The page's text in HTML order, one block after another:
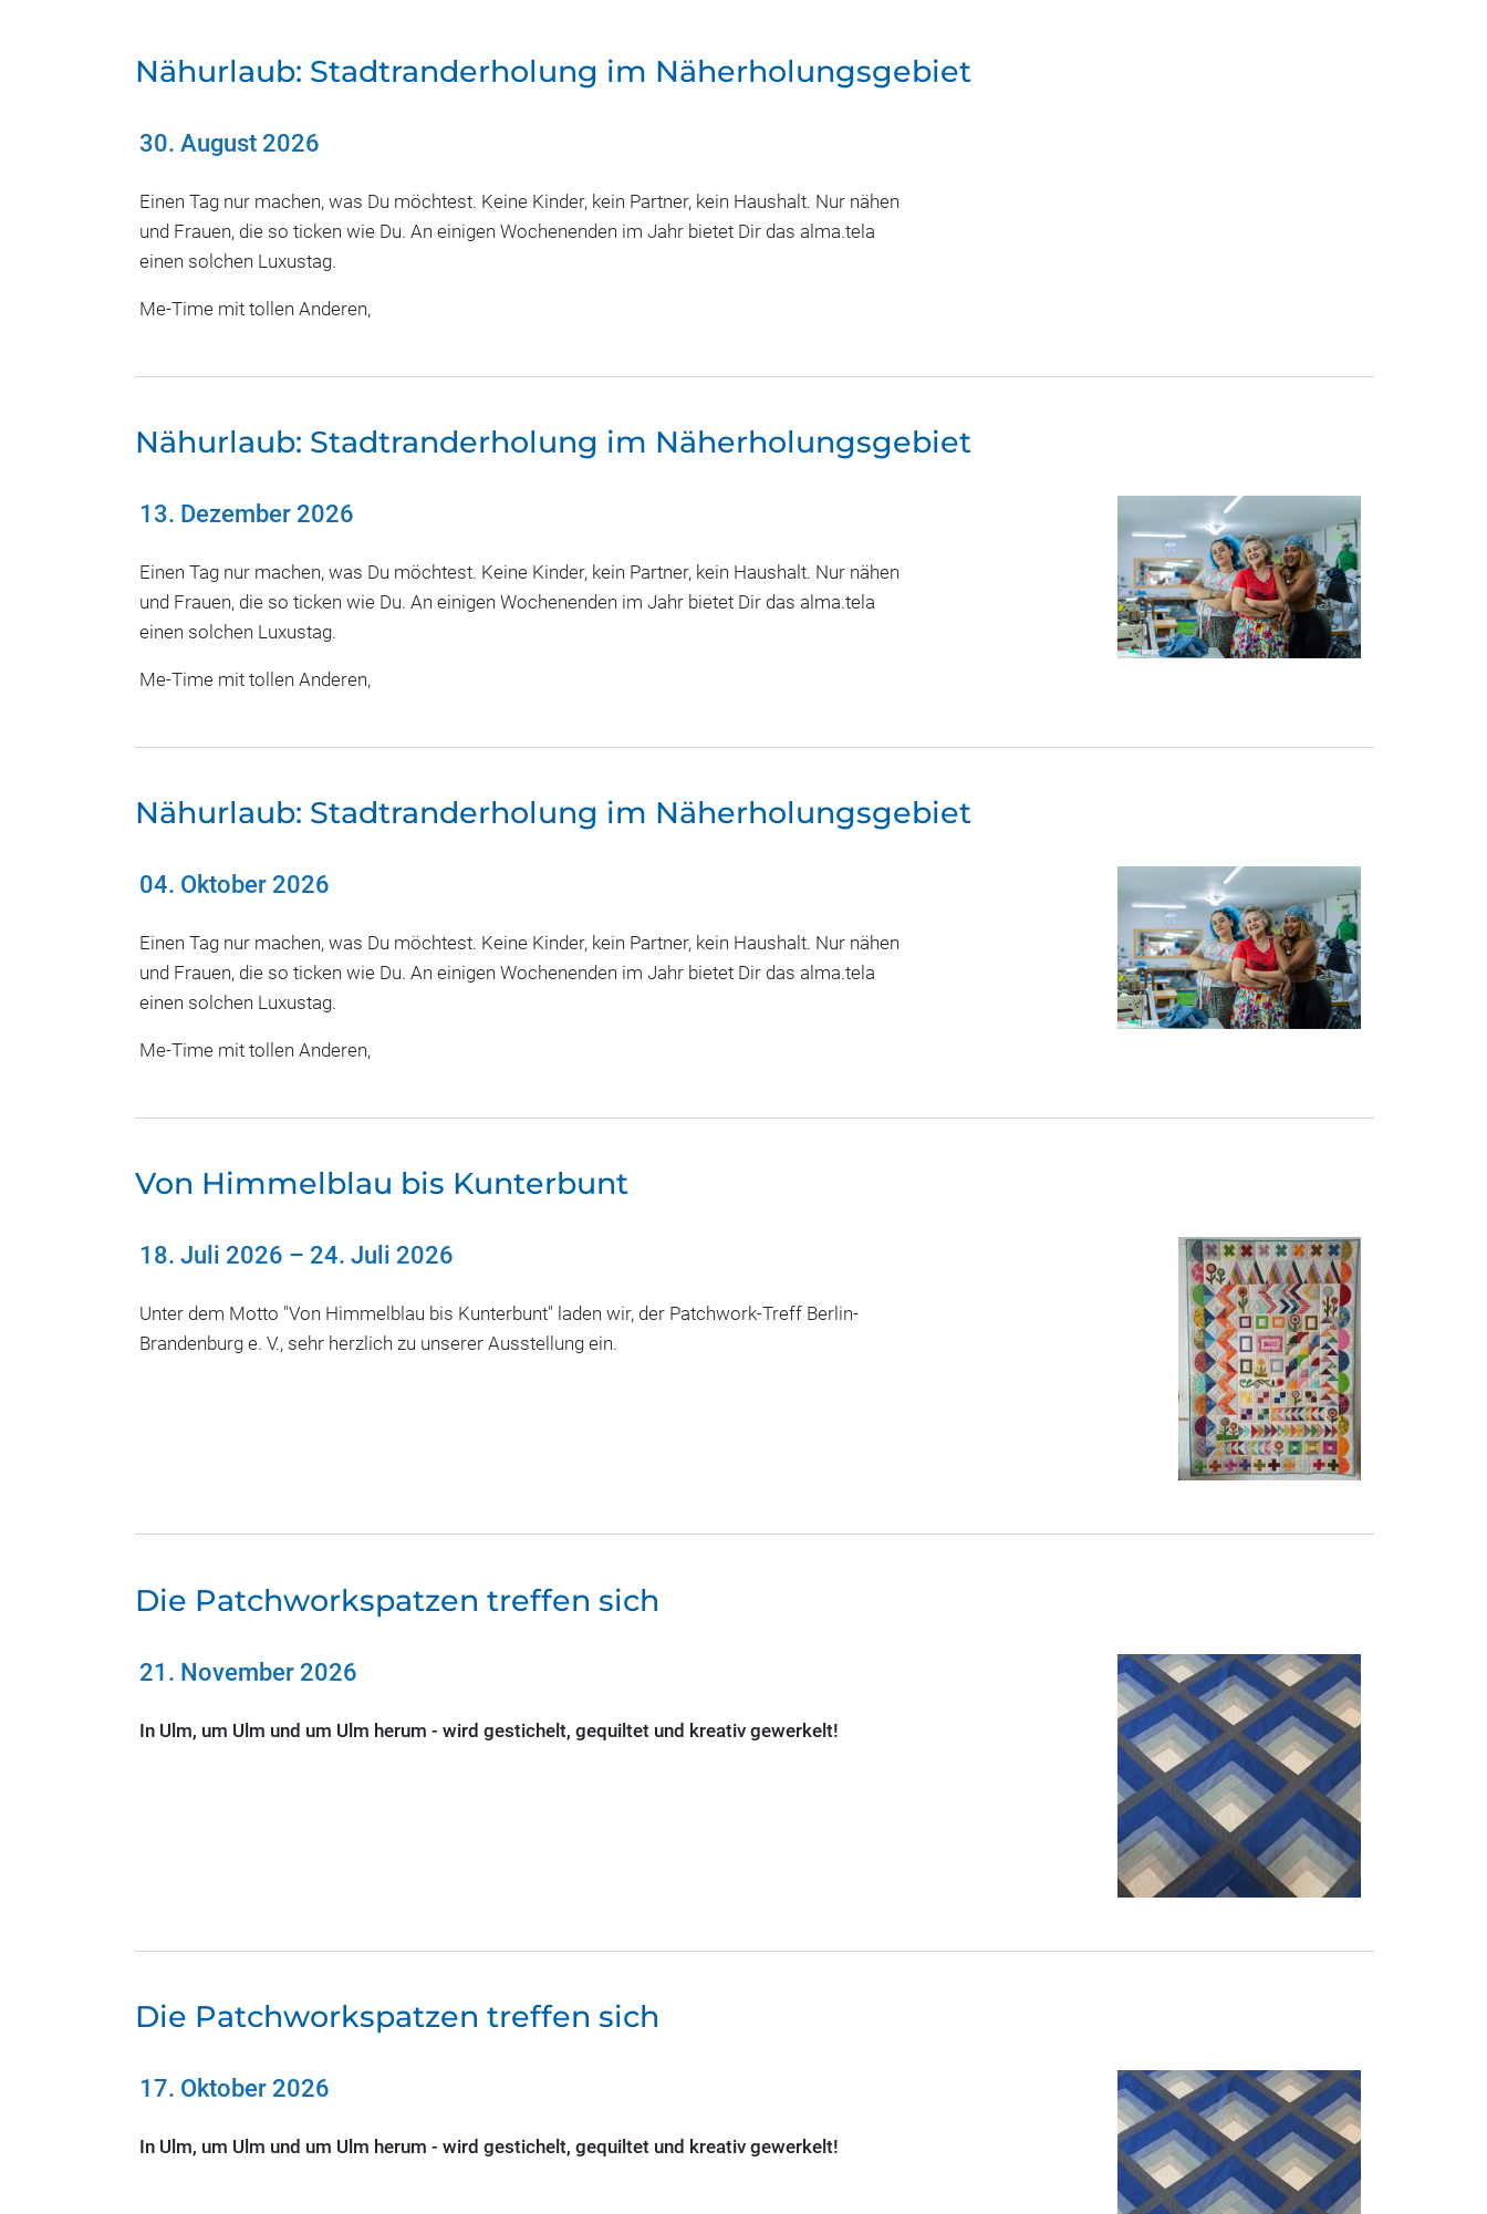
Nähurlaub: Stadtranderholung im Näherholungsgebiet
30. August 2026
Einen Tag nur machen, was Du möchtest. Keine Kinder, kein Partner, kein Haushalt. Nur nähen
und Frauen, die so ticken wie Du. An einigen Wochenenden im Jahr bietet Dir das alma.tela
einen solchen Luxustag.
Me-Time mit tollen Anderen,
Nähurlaub: Stadtranderholung im Näherholungsgebiet
13. Dezember 2026
Einen Tag nur machen, was Du möchtest. Keine Kinder, kein Partner, kein Haushalt. Nur nähen
und Frauen, die so ticken wie Du. An einigen Wochenenden im Jahr bietet Dir das alma.tela
einen solchen Luxustag.
Me-Time mit tollen Anderen,
Nähurlaub: Stadtranderholung im Näherholungsgebiet
04. Oktober 2026
Einen Tag nur machen, was Du möchtest. Keine Kinder, kein Partner, kein Haushalt. Nur nähen
und Frauen, die so ticken wie Du. An einigen Wochenenden im Jahr bietet Dir das alma.tela
einen solchen Luxustag.
Me-Time mit tollen Anderen,
Von Himmelblau bis Kunterbunt
18. Juli 2026 – 24. Juli 2026
Unter dem Motto "Von Himmelblau bis Kunterbunt" laden wir, der Patchwork-Treff Berlin-
Brandenburg e. V., sehr herzlich zu unserer Ausstellung ein.
Die Patchworkspatzen treffen sich
21. November 2026
In Ulm, um Ulm und um Ulm herum - wird gestichelt, gequiltet und kreativ gewerkelt!
Die Patchworkspatzen treffen sich
17. Oktober 2026
In Ulm, um Ulm und um Ulm herum - wird gestichelt, gequiltet und kreativ gewerkelt!